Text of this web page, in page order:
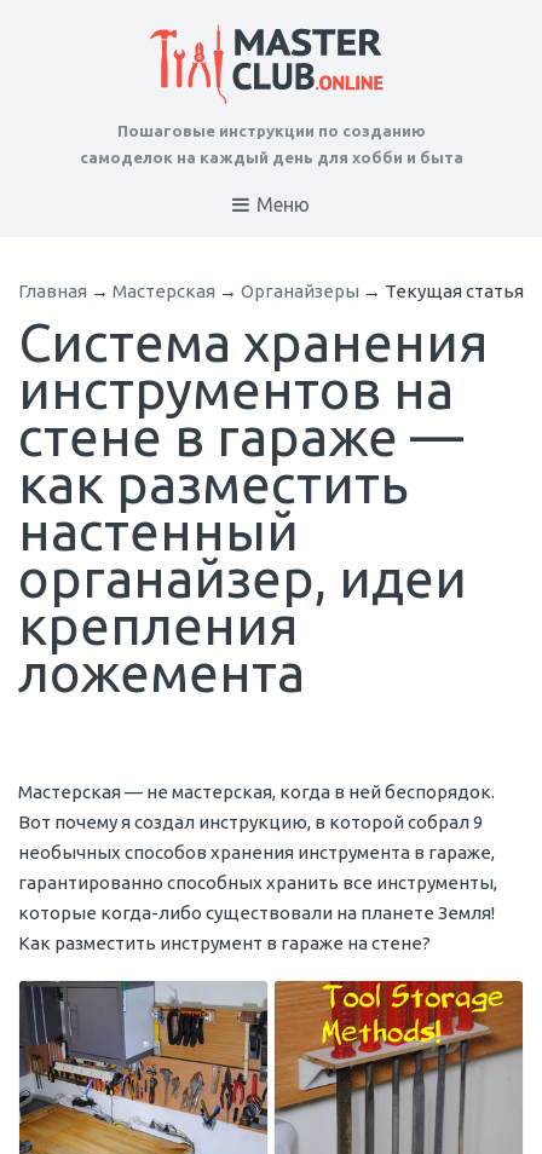
Пошаговые инструкции по созданию
самоделок на каждый день для хобби и быта
Меню
Главная → Мастерская → Органайзеры → Текущая статья
Система хранения
инструментов на
стене в гараже —
как разместить
настенный
органайзер, идеи
крепления
ложемента
Мастерская — не мастерская, когда в ней беспорядок.
Вот почему я создал инструкцию, в которой собрал 9
необычных способов хранения инструмента в гараже,
гарантированно способных хранить все инструменты,
которые когда-либо существовали на планете Земля!
Как разместить инструмент в гараже на стене?